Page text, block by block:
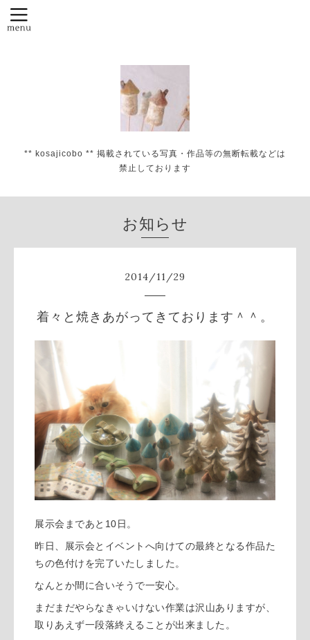
** kosajicobo ** 掲載されている写真・作品等の無断転載などは
禁止しております
お知らせ
2014/11/29
着々と焼きあがってきております＾＾。
展示会まであと10日。
昨日、展示会とイベントへ向けての最終となる作品た
ちの色付けを完了いたしました。
なんとか間に合いそうで一安心。
まだまだやらなきゃいけない作業は沢山ありますが、
取りあえず一段落終えることが出来ました。